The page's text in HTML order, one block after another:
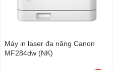
Máy in laser đa năng Canon
MF284dw (NK)